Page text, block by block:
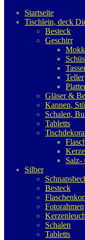
Startseite
Tischlein, deck
Besteck
Geschirr
Teller
Gläser &
Kannen,
Schalen,
Tabletts
Salz-
Silber
Besteck
Fotorahmen
Schalen
Tabletts